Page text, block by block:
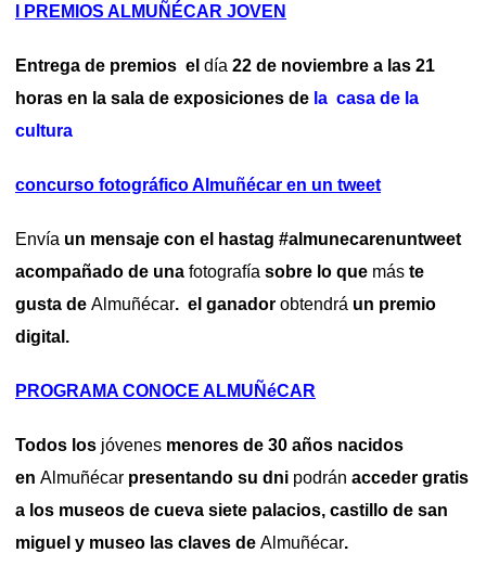
I PREMIOS ALMUÑÉCAR JOVEN
Entrega de premios el día 22 de noviembre a las 21
horas en la sala de exposiciones de la casa de la
cultura
concurso fotográfico Almuñécar en un tweet
Envía un mensaje con el hastag #almunecarenuntweet
acompañado de una fotografía sobre lo que más te
gusta de Almuñécar. el ganador obtendrá un premio
digital.
PROGRAMA CONOCE ALMUÑéCAR
Todos los jóvenes menores de 30 años nacidos
en Almuñécar presentando su dni podrán acceder gratis
a los museos de cueva siete palacios, castillo de san
miguel y museo las claves de Almuñécar.